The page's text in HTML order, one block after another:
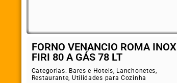
FORNO VENANCIO ROMA INOX
FIRI 80 A GÁS 78 LT
Categorias: Bares e Hoteis, Lanchonetes,
Restaurante, Utilidades para Cozinha